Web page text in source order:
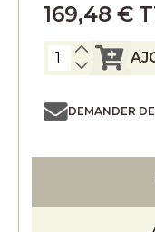
169,48 €
DEMANDER